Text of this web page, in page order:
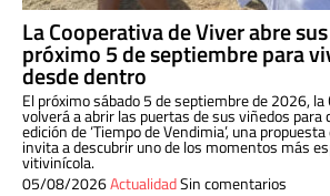
La Cooperativa de Viver abre
próximo 5 de septiembre para
desde dentro
El próximo sábado 5 de septiembre de 2026,
volverá a abrir las puertas de sus viñedos para
edición de ‘Tiempo de Vendimia’, una
invita a descubrir uno de los momentos más
vitivinícola.
05/08/2026ActualidadSin comentarios